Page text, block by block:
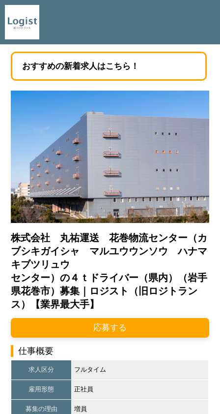
おすすめの新着求人はこちら！
株式会社 丸祐運送 花巻物流センター（カ
ブシキガイシャ マルユウウンソウ ハナマ
キブツリュウ
センター）の４ｔドライバー（県内）（岩手
県花巻市）募集｜ロジスト（旧ロジトラン
ス）【業界最大手】
応募する
仕事概要
求人区分 フルタイム
雇用形態 正社員
募集の理由 増員